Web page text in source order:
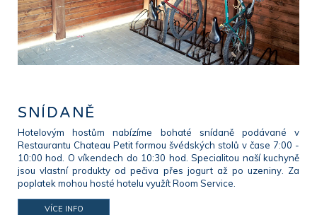
SNÍDANĚ
Hotelovým hostům nabízíme bohaté snídaně podávané v
Restaurantu Chateau Petit formou švédských stolů v čase 7:00 -
10:00 hod. O víkendech do 10:30 hod. Specialitou naší kuchyně
jsou vlastní produkty od pečiva přes jogurt až po uzeniny. Za
poplatek mohou hosté hotelu využít Room Service.
VÍCE INFO